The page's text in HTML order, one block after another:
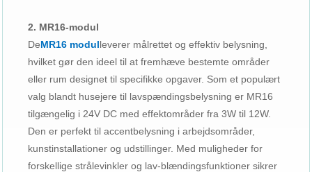
2. MR16-modul
DeMR16 modulleverer målrettet og effektiv belysning,
hvilket gør den ideel til at fremhæve bestemte områder
eller rum designet til specifikke opgaver. Som et populært
valg blandt husejere til lavspændingsbelysning er MR16
tilgængelig i 24V DC med effektområder fra 3W til 12W.
Den er perfekt til accentbelysning i arbejdsområder,
kunstinstallationer og udstillinger. Med muligheder for
forskellige strålevinkler og lav-blændingsfunktioner sikrer